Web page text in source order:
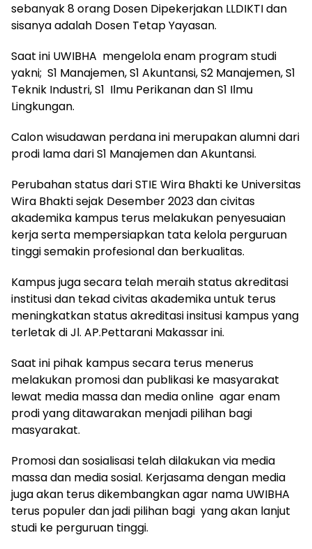
sebanyak 8 orang Dosen Dipekerjakan LLDIKTI dan
sisanya adalah Dosen Tetap Yayasan.
Saat ini UWIBHA mengelola enam program studi
yakni; S1 Manajemen, S1 Akuntansi, S2 Manajemen, S1
Teknik Industri, S1 Ilmu Perikanan dan S1 Ilmu
Lingkungan.
Calon wisudawan perdana ini merupakan alumni dari
prodi lama dari S1 Manajemen dan Akuntansi.
Perubahan status dari STIE Wira Bhakti ke Universitas
Wira Bhakti sejak Desember 2023 dan civitas
akademika kampus terus melakukan penyesuaian
kerja serta mempersiapkan tata kelola perguruan
tinggi semakin profesional dan berkualitas.
Kampus juga secara telah meraih status akreditasi
institusi dan tekad civitas akademika untuk terus
meningkatkan status akreditasi insitusi kampus yang
terletak di Jl. AP.Pettarani Makassar ini.
Saat ini pihak kampus secara terus menerus
melakukan promosi dan publikasi ke masyarakat
lewat media massa dan media online agar enam
prodi yang ditawarakan menjadi pilihan bagi
masyarakat.
Promosi dan sosialisasi telah dilakukan via media
massa dan media sosial. Kerjasama dengan media
juga akan terus dikembangkan agar nama UWIBHA
terus populer dan jadi pilihan bagi yang akan lanjut
studi ke perguruan tinggi.